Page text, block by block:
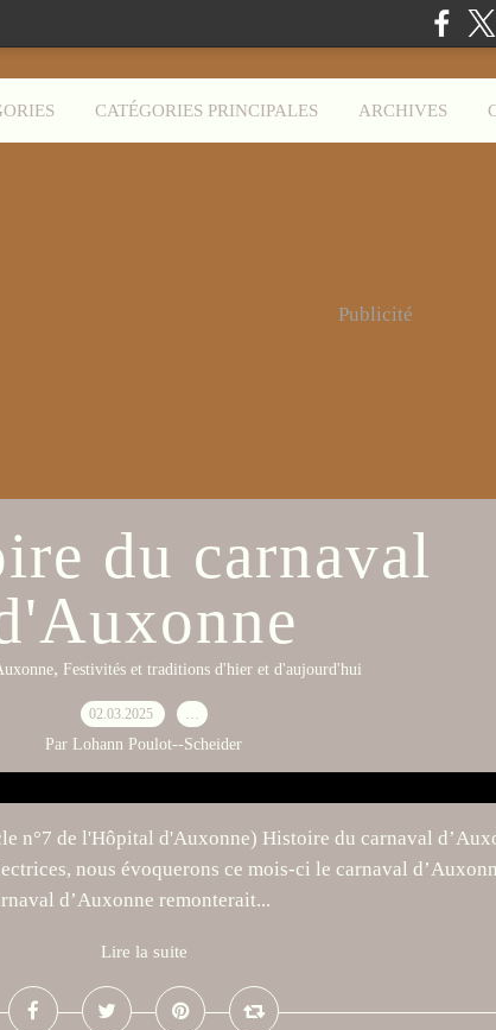
CATÉGORIES PRINCIPALES ARCHIVES
Publicité
du carnaval
, Festivités et traditions d'hier et d'aujourd'hui
02.03.2025 …
Par Lohann Poulot--Scheider
n°7 de l'Hôpital d'Auxonne) Histoire du carnaval
nous évoquerons ce mois-ci le carnaval
d’Auxonne remonterait...
Lire la suite